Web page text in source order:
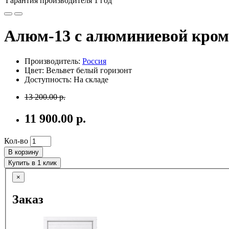
Алюм-13 с алюминиевой
Производитель: Россия
Цвет: Вельвет белый горизонт
Доступность: На складе
13 200.00 р.
11 900.00 р.
Кол-во
В корзину
Купить в 1 клик
×
Заказ